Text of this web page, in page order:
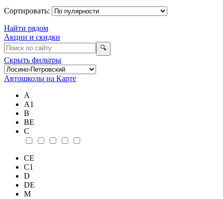
Сортировать:
Найти рядом
Акции и скидки
🔍
Скрыть фильтры
Автошколы на Карте
А
А1
В
ВE
С
СE
С1
D
DE
М